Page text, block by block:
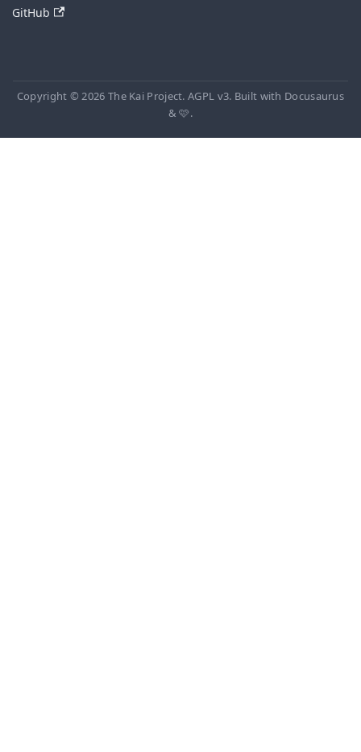
GitHub
Copyright © 2026 The Kai Project. AGPL v3. Built with Docusaurus
& 🩷.